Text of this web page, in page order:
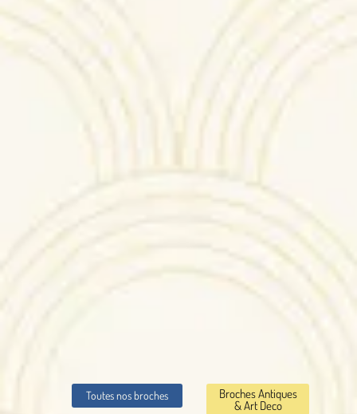
Broches Antiques
& Art Deco
Toutes nos broches